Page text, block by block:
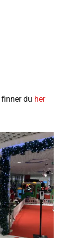
du her